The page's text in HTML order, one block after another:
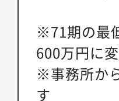
※71期の最
600万円に
※事務所か
す